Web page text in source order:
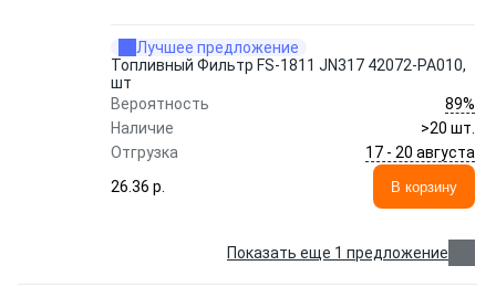
Лучшее предложение
Топливный Фильтр FS-1811 JN317 42072-PA010,
шт
Вероятность
89%
Наличие
>20 шт.
Отгрузка
17 - 20 августа
26.36 p.
В корзину
Показать еще 1 предложение